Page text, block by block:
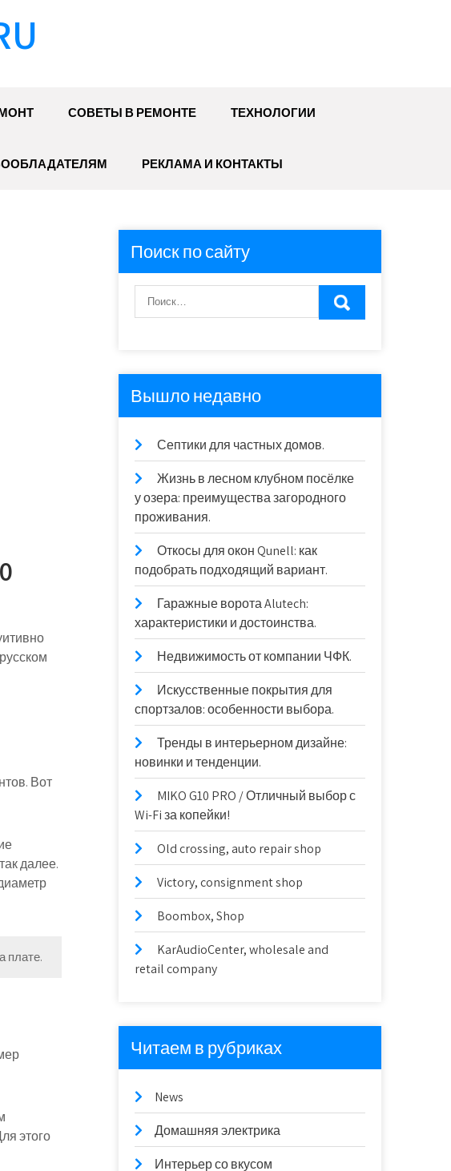
СОВЕТЫ В РЕМОНТЕ ТЕХНОЛОГИИ
РЕКЛАМА И КОНТАКТЫ
Вот
далее.
плате.
этого
Поиск по сайту
Вышло недавно
Септики для частных домов.
Жизнь в лесном клубном посёлке
у озера: преимущества загородного
проживания.
Откосы для окон Qunell: как
подобрать подходящий вариант.
Гаражные ворота Alutech:
характеристики и достоинства.
Недвижимость от компании ЧФК.
Искусственные покрытия для
спортзалов: особенности выбора.
Тренды в интерьерном дизайне:
новинки и тенденции.
MIKO G10 PRO / Отличный выбор с
Wi-Fi за копейки!
Old crossing, auto repair shop
Victory, consignment shop
Boombox, Shop
KarAudioCenter, wholesale and
retail company
Читаем в рубриках
News
Домашняя электрика
Интерьер со вкусом